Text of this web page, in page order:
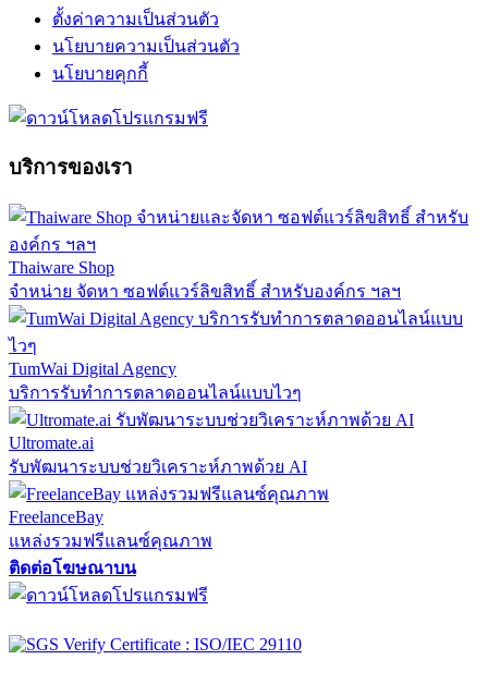
ตั้งค่าความเป็นส่วนตัว
นโยบายความเป็นส่วนตัว
นโยบายคุกกี้
บริการของเรา
Thaiware Shop
จำหน่าย จัดหา ซอฟต์แวร์ลิขสิทธิ์ สำหรับองค์กร ฯลฯ
TumWai Digital Agency
บริการรับทำการตลาดออนไลน์แบบไวๆ
Ultromate.ai
รับพัฒนาระบบช่วยวิเคราะห์ภาพด้วย AI
FreelanceBay
แหล่งรวมฟรีแลนซ์คุณภาพ
ติดต่อโฆษณาบน